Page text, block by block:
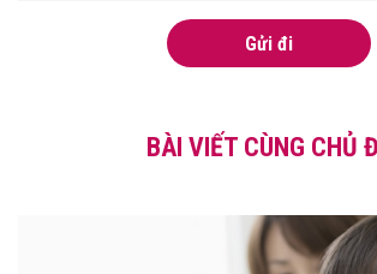
Gửi đi
BÀI VIẾT CÙNG CHỦ